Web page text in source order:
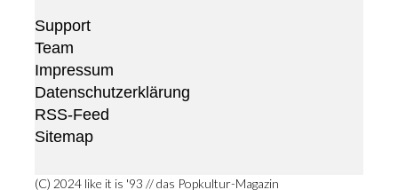
Support
Team
Impressum
Datenschutzerklärung
RSS-Feed
Sitemap
(C) 2024 like it is '93 // das Popkultur-Magazin